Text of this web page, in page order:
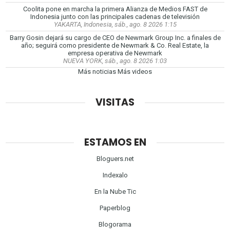
Coolita pone en marcha la primera Alianza de Medios FAST de
Indonesia junto con las principales cadenas de televisión
YAKARTA, Indonesia, sáb., ago. 8 2026 1:15
Barry Gosin dejará su cargo de CEO de Newmark Group Inc. a finales de
año; seguirá como presidente de Newmark & Co. Real Estate, la
empresa operativa de Newmark
NUEVA YORK, sáb., ago. 8 2026 1:03
Más noticias Más videos
VISITAS
ESTAMOS EN
Bloguers.net
Indexalo
En la Nube Tic
Paperblog
Blogorama